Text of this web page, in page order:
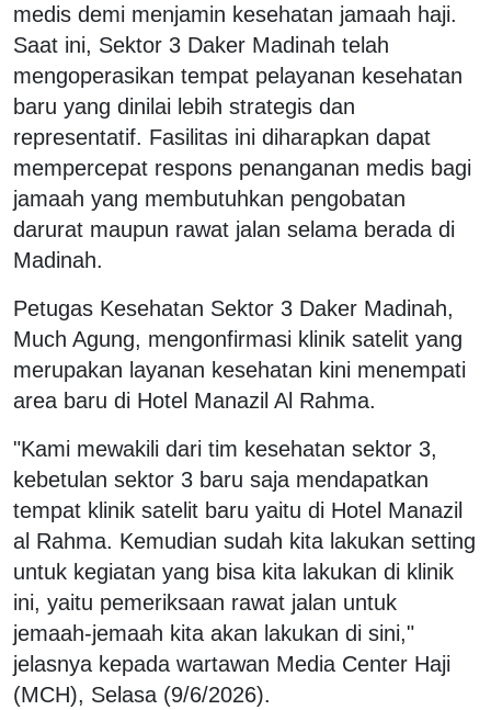
medis demi menjamin kesehatan jamaah haji.
Saat ini, Sektor 3 Daker Madinah telah
mengoperasikan tempat pelayanan kesehatan
baru yang dinilai lebih strategis dan
representatif. Fasilitas ini diharapkan dapat
mempercepat respons penanganan medis bagi
jamaah yang membutuhkan pengobatan
darurat maupun rawat jalan selama berada di
Madinah.
Petugas Kesehatan Sektor 3 Daker Madinah,
Much Agung, mengonfirmasi klinik satelit yang
merupakan layanan kesehatan kini menempati
area baru di Hotel Manazil Al Rahma.
"Kami mewakili dari tim kesehatan sektor 3,
kebetulan sektor 3 baru saja mendapatkan
tempat klinik satelit baru yaitu di Hotel Manazil
al Rahma. Kemudian sudah kita lakukan setting
untuk kegiatan yang bisa kita lakukan di klinik
ini, yaitu pemeriksaan rawat jalan untuk
jemaah-jemaah kita akan lakukan di sini,"
jelasnya kepada wartawan Media Center Haji
(MCH), Selasa (9/6/2026).